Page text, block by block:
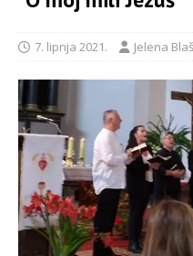
7. lipnja 2021. Jelena